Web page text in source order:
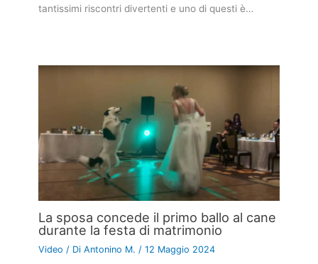
tantissimi riscontri divertenti e uno di questi è…
La sposa concede il primo ballo al cane
durante la festa di matrimonio
Video / DiAntonino M. /12 Maggio 2024